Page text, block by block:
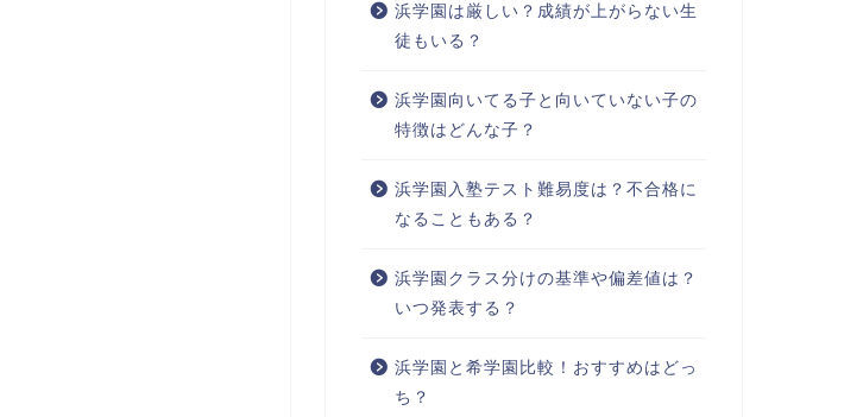
浜学園は厳しい？成績が上がらない生
徒もいる？
浜学園向いてる子と向いていない子の
特徴はどんな子？
浜学園入塾テスト難易度は？不合格に
なることもある？
浜学園クラス分けの基準や偏差値は？
いつ発表する？
浜学園と希学園比較！おすすめはどっ
ち？